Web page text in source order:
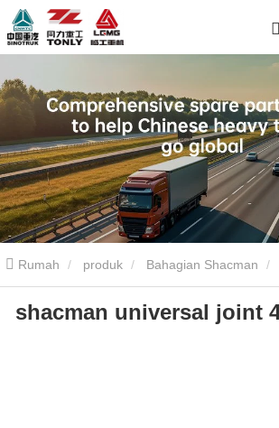
Rumah produk Bahagian Shacman
Gear Shacman Shacman Universal
shacman universal joint